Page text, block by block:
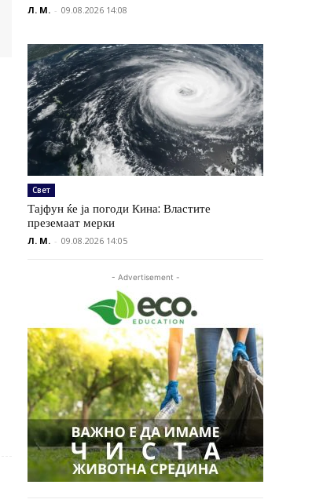
Л. М. - 09.08.2026 14:08
Свет
Тајфун ќе ја погоди Кина: Властите
преземаат мерки
Л. М. - 09.08.2026 14:05
- Advertisement -